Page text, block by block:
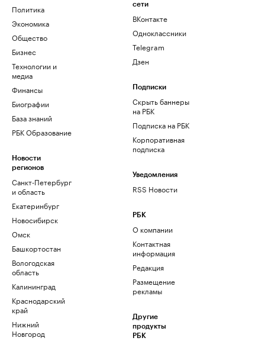
Политика
Экономика
Общество
Бизнес
Технологии и
медиа
Финансы
Биографии
База знаний
РБК Образование
Новости
регионов
Санкт-Петербург
и область
Екатеринбург
Новосибирск
Омск
Башкортостан
Вологодская
область
Калининград
Краснодарский
край
Нижний
Новгород
сети
ВКонтакте
Одноклассники
Telegram
Дзен
Подписки
Скрыть баннеры
на РБК
Подписка на РБК
Корпоративная
подписка
Уведомления
RSS Новости
РБК
О компании
Контактная
информация
Редакция
Размещение
рекламы
Другие
продукты
РБК